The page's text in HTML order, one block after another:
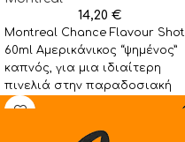
14,20 €
Montreal Chance Flavour Shot
60ml Αμερικάνικος “ψημένος”
καπνός, για μια ιδιαίτερη
πινελιά στην παραδοσιακή
γεύση. Η Montreal λανσάρει